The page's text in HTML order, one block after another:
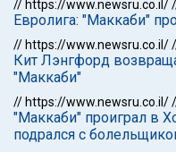
// https://www.newsru.co.il/
Евролига: "Маккаби"
// https://www.newsru.co.il/
Кит Лэнгфорд
"Маккаби"
// https://www.newsru.co.il/
"Маккаби" проиграл в
подрался с